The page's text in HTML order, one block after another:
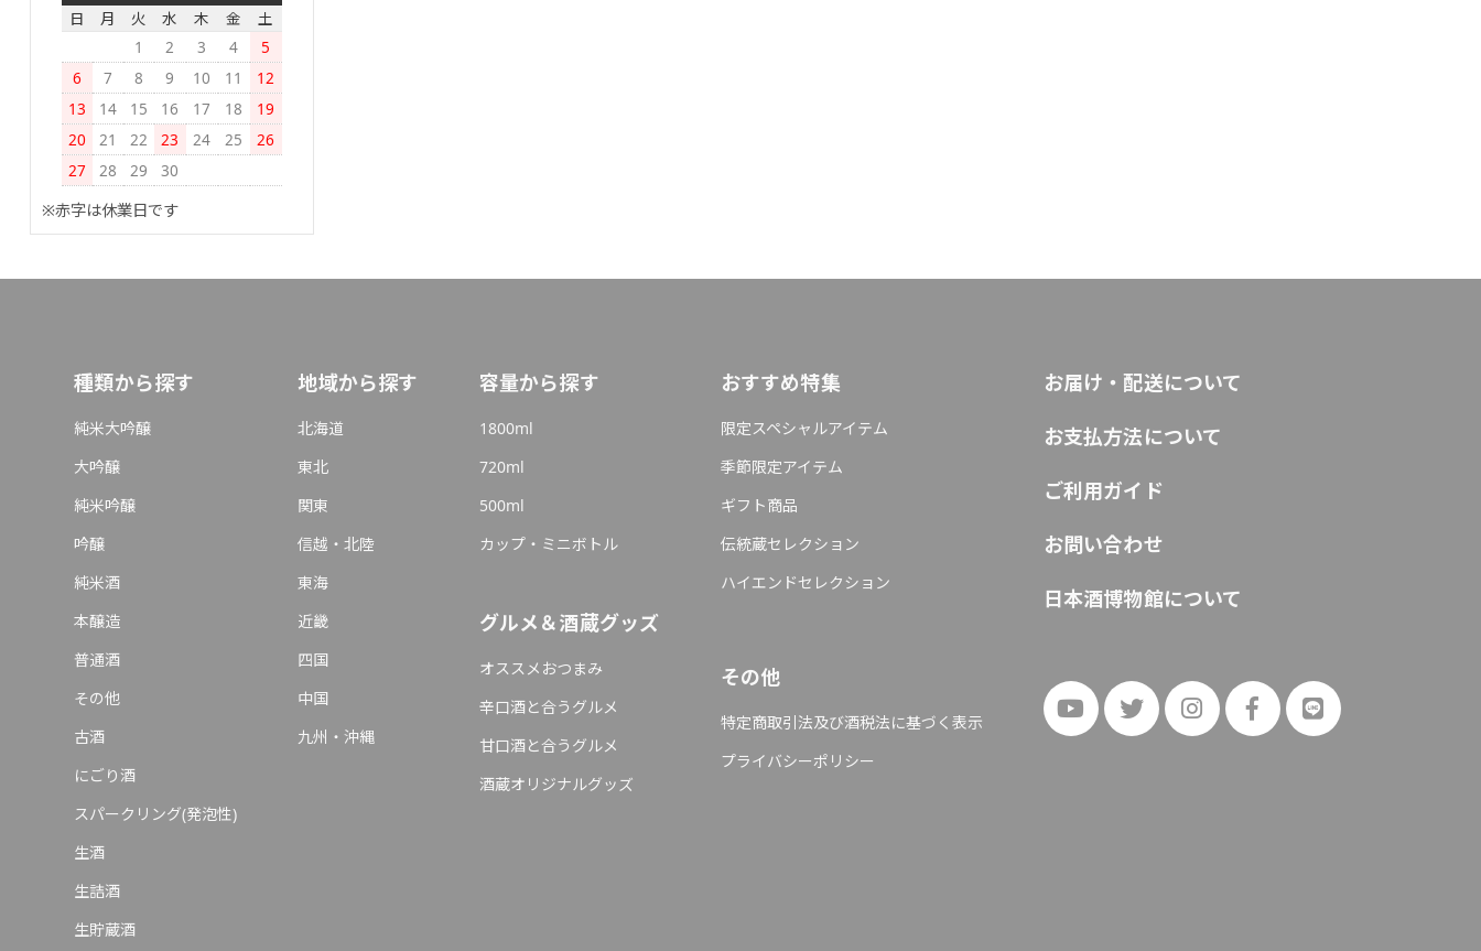
日
月 火 水 木 金
土
1
2 3 4
5
6
7 8 9 10 11
12
13
14 15 16 17 18
19
20
21 22 23 24 25
26
27
28 29
30
※赤字は休業日です
種類から探す
純米大吟醸
大吟醸
純米吟醸
吟醸
純米酒
本醸造
普通酒
その他
古酒
にごり酒
スパークリング(発泡性)
生酒
生詰酒
生貯蔵酒
地域から探す
北海道
東北
関東
信越・北陸
東海
近畿
四国
中国
九州・沖縄
容量から探す
1800ml
720ml
500ml
カップ・ミニボトル
グルメ＆酒蔵グッズ
オススメおつまみ
辛口酒と合うグルメ
甘口酒と合うグルメ
酒蔵オリジナルグッズ
おすすめ特集
限定スペシャルアイテム
季節限定アイテム
ギフト商品
伝統蔵セレクション
ハイエンドセレクション
その他
特定商取引法及び酒税法に基づく表示
プライバシーポリシー
お届け・配送について
お支払方法について
ご利用ガイド
お問い合わせ
日本酒博物館について